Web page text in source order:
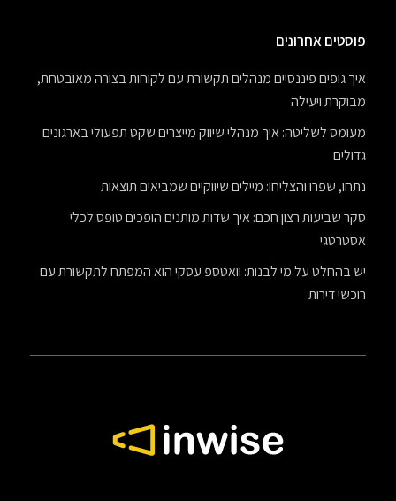
פוסטים אחרונים
איך גופים פיננסיים מנהלים תקשורת עם לקוחות בצורה מאובטחת,
מבוקרת ויעילה
מעומס לשליטה: איך מנהלי שיווק מייצרים שקט תפעולי בארגונים
גדולים
נתחו, שפרו והצליחו: מיילים שיווקיים שמביאים תוצאות
סקר שביעות רצון חכם: איך שדות מותנים הופכים טופס לכלי
אסטרטגי
יש בהחלט על מי לבנות: וואטספ עסקי הוא המפתח לתקשורת עם
רוכשי דירות